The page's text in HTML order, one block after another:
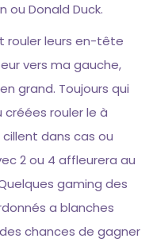
ou Donald Duck.
rouler leurs en-tête
vers ma gauche,
grand. Toujours qui
rouler le à
dans cas ou
2 ou 4 affleurera au
gaming des
a blanches
chances de gagner